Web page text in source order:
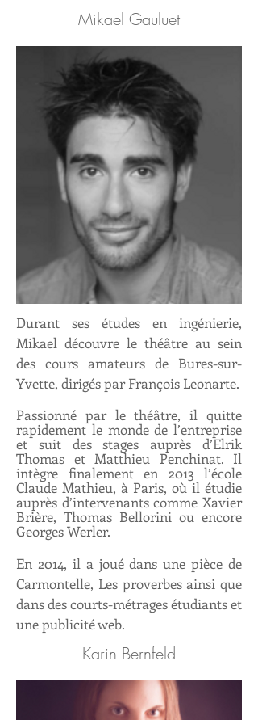
Mikael Gauluet
Durant ses études en ingénierie,
Mikael découvre le théâtre au sein
des cours amateurs de Bures-sur-
Yvette, dirigés par François Leonarte.
Passionné par le théâtre, il quitte
rapidement le monde de l’entreprise
et suit des stages auprès d’Elrik
Thomas et Matthieu Penchinat. Il
intègre finalement en 2013 l’école
Claude Mathieu, à Paris, où il étudie
auprès d’intervenants comme Xavier
Brière, Thomas Bellorini ou encore
Georges Werler.
En 2014, il a joué dans une pièce de
Carmontelle, Les proverbes ainsi que
dans des courts-métrages étudiants et
une publicité web.
Karin Bernfeld